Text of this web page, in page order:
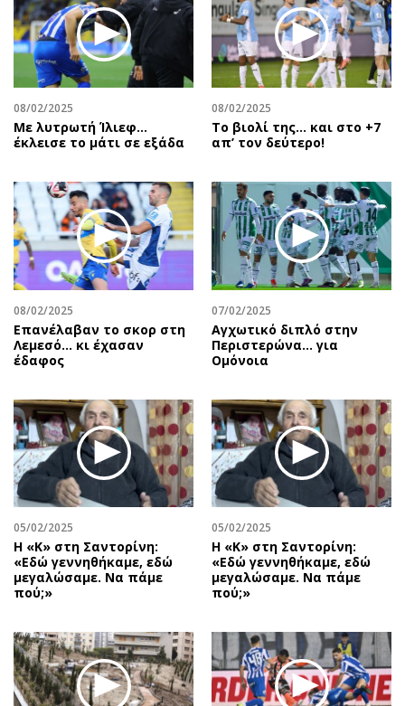
08/02/2025
Με λυτρωτή Ίλιεφ…
έκλεισε το μάτι σε εξάδα
08/02/2025
Το βιολί της… και στο +7
απ’ τον δεύτερο!
08/02/2025
Επανέλαβαν το σκορ στη
Λεμεσό… κι έχασαν
έδαφος
07/02/2025
Αγχωτικό διπλό στην
Περιστερώνα… για
Ομόνοια
05/02/2025
Η «Κ» στη Σαντορίνη:
«Εδώ γεννηθήκαμε, εδώ
μεγαλώσαμε. Να πάμε
πού;»
05/02/2025
Η «Κ» στη Σαντορίνη:
«Εδώ γεννηθήκαμε, εδώ
μεγαλώσαμε. Να πάμε
πού;»